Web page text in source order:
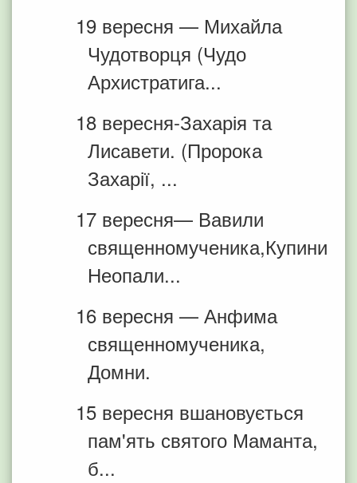
19 вересня — Михайла
Чудотворця (Чудо
Архистратига...
18 вересня-Захарія та
Лисавети. (Пророка
Захарії, ...
17 вересня— Вавили
священномученика,Купини
Неопали...
16 вересня — Анфима
священномученика,
Домни.
15 вересня вшановується
пам'ять святого Маманта,
б...